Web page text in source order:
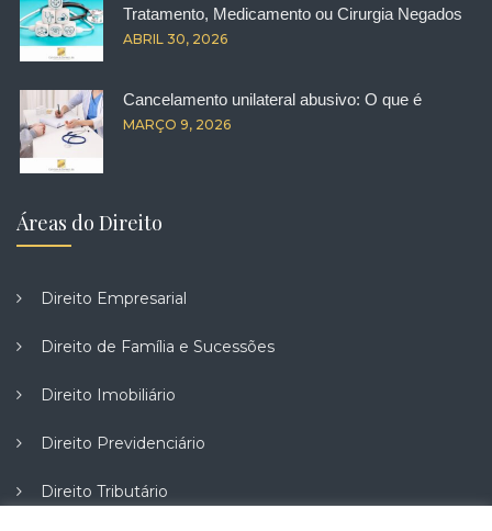
Tratamento, Medicamento ou Cirurgia Negados
ABRIL 30, 2026
Cancelamento unilateral abusivo: O que é
MARÇO 9, 2026
Áreas do Direito
Direito Empresarial
Direito de Família e Sucessões
Direito Imobiliário
Direito Previdenciário
Direito Tributário